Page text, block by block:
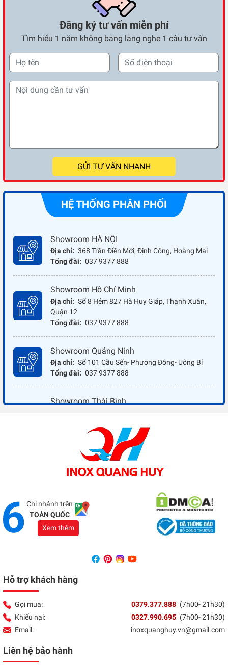
Đăng ký tư vấn miễn phí
Tìm hiểu 1 năm không bằng lắng nghe 1 câu tư vấn
GỬI TƯ VẤN NHANH
HỆ THỐNG PHÂN PHỐI
Showroom HÀ NỘI
Địa chỉ: 368 Trần Điền Mới, Định Công, Hoàng Mai
Tổng đài: 037 9377 888
Showroom Hồ Chí Minh
Địa chỉ: Số 8 Hẻm 827 Hà Huy Giáp, Thạnh Xuân,
Quận 12
Tổng đài: 037 9377 888
Showroom Quảng Ninh
Địa chỉ: Số 101 Cầu Sến- Phương Đông- Uông Bí
Tổng đài: 037 9377 888
Showroom Thái Bình
037 9377 888
Showroom Đồng Nai
Địa chỉ: 1066 - QL 51 Tổ 3- Ấp Đồng- Phước Tân-
Chi nhánh trên
TOÀN QUỐC
Xem thêm
Hỗ trợ khách hàng
Gọi mua: 0379.377.888 (7h00- 21h30)
Khiếu nại:
0327.990.695 (7h00- 21h30)
Email:
inoxquanghuy.vn@gmail.com
Liên hệ bảo hành